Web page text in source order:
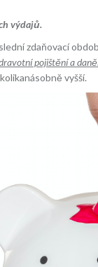
výdajů.
zdaňovací
pojištění a daně.
vyšší.